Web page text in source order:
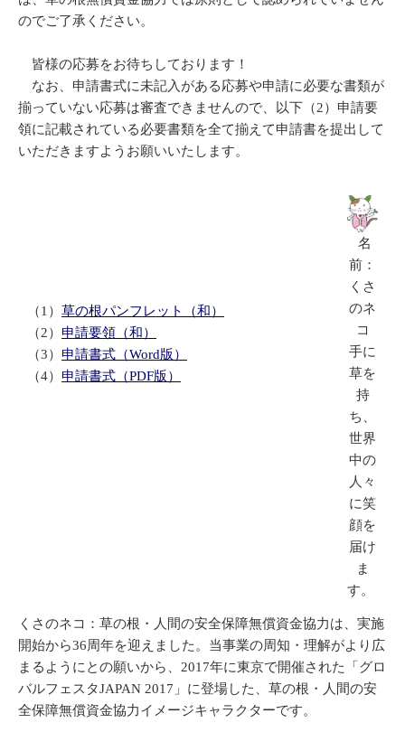
のでご了承ください。
皆様の応募をお待ちしております！
なお、申請書式に未記入がある応募や申請に必要な書類が
揃っていない応募は審査できませんので、以下（2）申請要
領に記載されている必要書類を全て揃えて申請書を提出して
いただきますようお願いいたします。
（1） 草の根パンフレット（和）
（2） 申請要領（和）
（3） 申請書式（Word版）
（4） 申請書式（PDF版）
名
前：
くさ
のネ
コ
手に
草を
持
ち、
世界
中の
人々
に笑
顔を
届け
ま
す。
くさのネコ：草の根・人間の安全保障無償資金協力は、実施
開始から36周年を迎えました。当事業の周知・理解がより広
まるようにとの願いから、2017年に東京で開催された「グロ
バルフェスタJAPAN 2017」に登場した、草の根・人間の安
全保障無償資金協力イメージキャラクターです。